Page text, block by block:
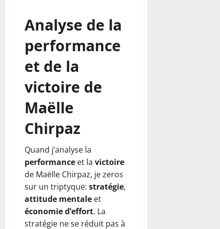
Analyse de la
performance
et de la
victoire de
Maëlle
Chirpaz
Quand j’analyse la
performance et la victoire
de Maëlle Chirpaz, je zeros
sur un triptyque: stratégie,
attitude mentale et
économie d’effort. La
stratégie ne se réduit pas à